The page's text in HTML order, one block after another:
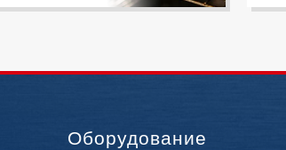
Оборудование